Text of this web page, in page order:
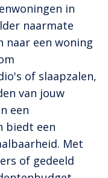
in
naarmate
naar een woning
of slaapzalen,
van jouw
een
biedt een
Met
of gedeeld